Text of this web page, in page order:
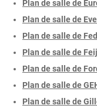
Plan de salle de
Plan de salle de
Plan de salle de
Plan de salle de
Plan de salle de
Plan de salle de
Plan de salle de